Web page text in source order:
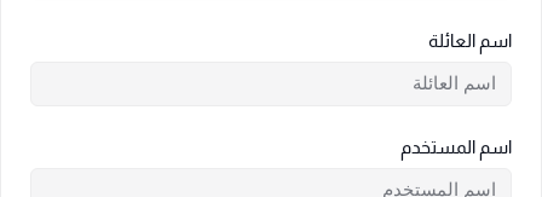
اسم العائلة
اسم المستخدم